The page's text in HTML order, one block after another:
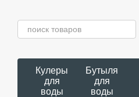
Кулеры
для
воды
Бутыля
для
воды